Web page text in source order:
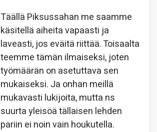
Täällä Piksussahan me saamme
käsitellä aiheita vapaasti ja
laveasti, jos eväitä riittää. Toisaalta
teemme tämän ilmaiseksi, joten
työmäärän on asetuttava sen
mukaiseksi. Ja onhan meillä
mukavasti lukijoita, mutta ns
suurta yleisöä tällaisen lehden
pariin ei noin vain houkutella.